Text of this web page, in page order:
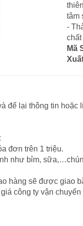
tâm
-
Mã
để lại thông tin
đơn trên 1 triệu.
như bỉm,
hàng sẽ được giao
công ty vận